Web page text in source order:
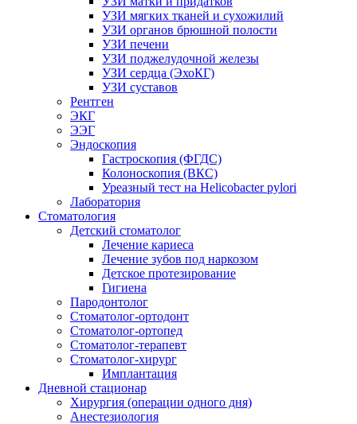
УЗИ мягких тканей и сухожилий
УЗИ органов брюшной полости
УЗИ печени
УЗИ поджелудочной железы
УЗИ сердца (ЭхоКГ)
УЗИ суставов
Рентген
ЭКГ
ЭЭГ
Эндоскопия
Гастроскопия (ФГДС)
Колоноскопия (ВКС)
Уреазный тест на Helicobacter pylori
Лаборатория
Стоматология
Детский стоматолог
Лечение кариеса
Лечение зубов под наркозом
Детское протезирование
Гигиена
Пародонтолог
Стоматолог-ортодонт
Стоматолог-ортопед
Стоматолог-терапевт
Стоматолог-хирург
Имплантация
Дневной стационар
Хирургия (операции одного дня)
Анестезиология